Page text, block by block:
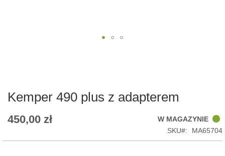
the
gallery
Kemper 490 plus z adapterem
450,00 zł
W MAGAZYNIE
SKU
MA65704